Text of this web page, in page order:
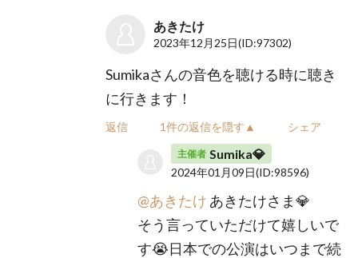
あきたけ
2023年12月25日(ID:97302)
Sumikaさんの音色を聴ける時に聴き
に行きます！
返信 1件の返信を隠す▲ シェア
主催者 Sumika💎
2024年01月09日(ID:98596)
@あきたけ あきたけさま💎
そう言っていただけて嬉しいで
す😭日本での公演はいつまで続